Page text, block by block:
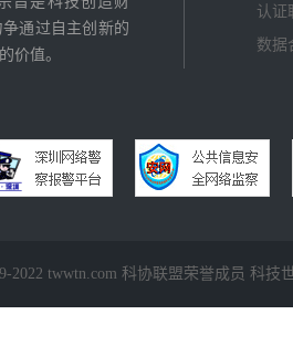
通过自主创新的
价值。
认证
数据
2022 twwtn.com 科协联盟荣誉成员 科